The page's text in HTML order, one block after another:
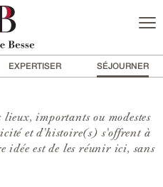
EXPERTISER SÉJOURNER
lieux, importants ou modestes
et d'histoire(s) s'offrent à
idée est de les réunir ici, sans